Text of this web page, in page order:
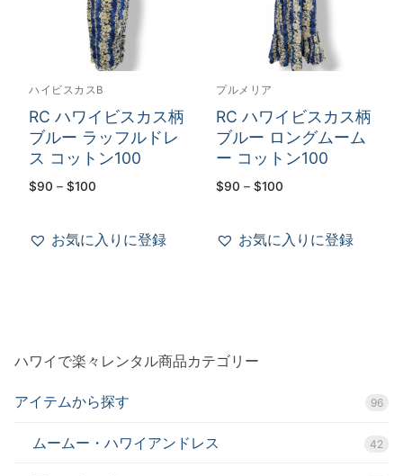
ハイビスカスB
RC ハワイビスカス柄
ブルー ラッフルドレ
ス コットン100
$90 – $100
–
$100
お気に入りに登録
プルメリア
RC ハワイビスカス柄
ブルー ロングムーム
ー コットン100
$90 – $100
–
$100
お気に入りに登録
ハワイで楽々レンタル商品カテゴリー
アイテムから探す 96
ムームー・ハワイアンドレス 42